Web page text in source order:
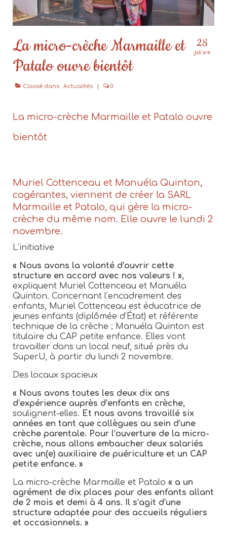
28
JAN 2016
La micro-crèche Marmaille et
Patalo ouvre bientôt
Classé dans : Actualités 0
La micro-crèche Marmaille et Patalo ouvre
bientôt
Muriel Cottenceau et Manuéla Quinton,
cogérantes, viennent de créer la SARL
Marmaille et Patalo, qui gère la micro-
crèche du même nom. Elle ouvre le lundi 2
novembre.
L’initiative
« Nous avons la volonté d’ouvrir cette
structure en accord avec nos valeurs ! »,
expliquent Muriel Cottenceau et Manuéla
Quinton. Concernant l’encadrement des
enfants, Muriel Cottenceau est éducatrice de
jeunes enfants (diplômée d’État) et référente
technique de la crèche ; Manuéla Quinton est
titulaire du CAP petite enfance. Elles vont
travailler dans un local neuf, situé près du
SuperU, à partir du lundi 2 novembre.
Des locaux spacieux
« Nous avons toutes les deux dix ans
d’expérience auprès d’enfants en crèche,
soulignent-elles. Et nous avons travaillé six
années en tant que collègues au sein d’une
crèche parentale. Pour l’ouverture de la micro-
crèche, nous allons embaucher deux salariés
avec un(e) auxiliaire de puériculture et un CAP
petite enfance. »
La micro-crèche Marmaille et Patalo « a un
agrément de dix places pour des enfants allant
de 2 mois et demi à 4 ans. Il s’agit d’une
structure adaptée pour des accueils réguliers
et occasionnels. »